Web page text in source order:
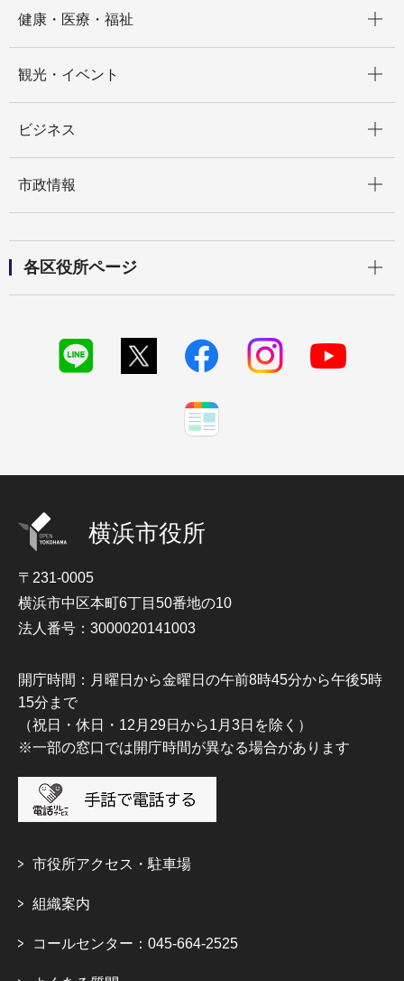
健康・医療・福祉
観光・イベント
ビジネス
市政情報
各区役所ページ
横浜市役所
〒231-0005
横浜市中区本町6丁目50番地の10
法人番号：3000020141003
開庁時間：月曜日から金曜日の午前8時45分から午後5時
15分まで
（祝日・休日・12月29日から1月3日を除く）
※一部の窓口では開庁時間が異なる場合があります
市役所アクセス・駐車場
組織案内
コールセンター：045-664-2525